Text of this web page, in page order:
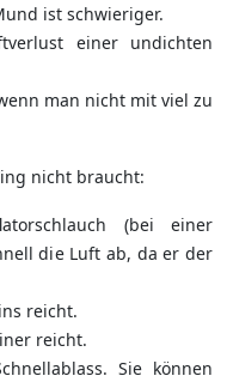
ist schwieriger.
einer undichten
man nicht mit viel zu
nicht braucht:
(bei einer
die Luft ab, da er der
reicht.
reicht.
Sie können